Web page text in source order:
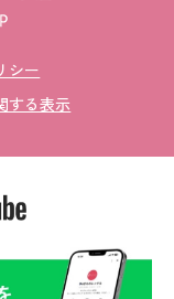
シー
する表示